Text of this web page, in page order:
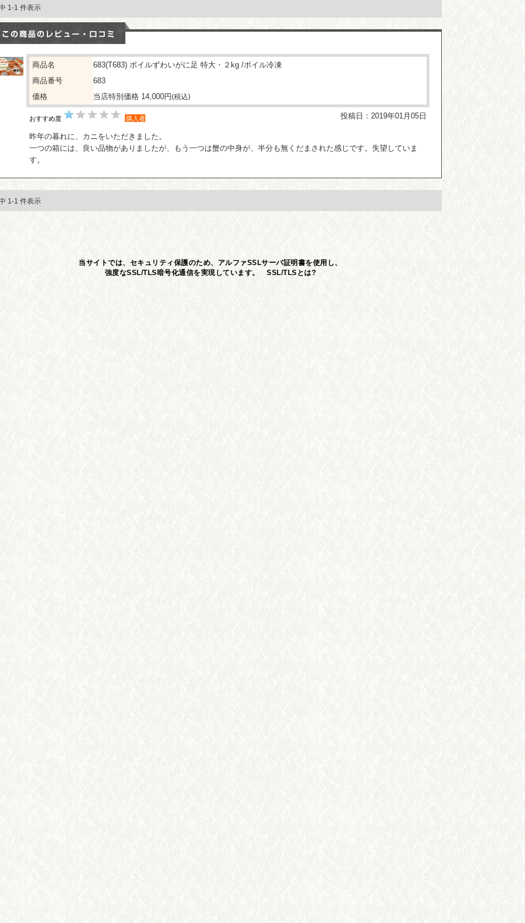
1-1 件表示
商品名
683(T683) ボイルずわいがに足 特大・２kg /ボイル冷凍
商品番号
683
価格
当店特別価格 14,000円(税込)
投稿日：2019年01月05日
おすすめ度 購入者
昨年の暮れに、カニをいただきました。
一つの箱には、良い品物がありましたが、もう一つは蟹の中身が、半分も無くだまされた感じです。失望していま
す。
1-1 件表示
当サイトでは、セキュリティ保護のため、アルファSSLサーバ証明書を使用し、
強度なSSL/TLS暗号化通信を実現しています。 SSL/TLSとは?